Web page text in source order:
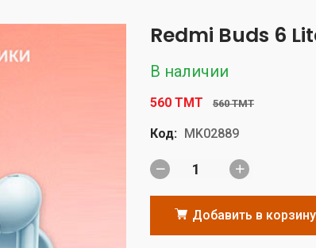
Redmi Buds 6
В наличии
560 TMT 560 TMT
Код: MK02889
Добавить в корзину